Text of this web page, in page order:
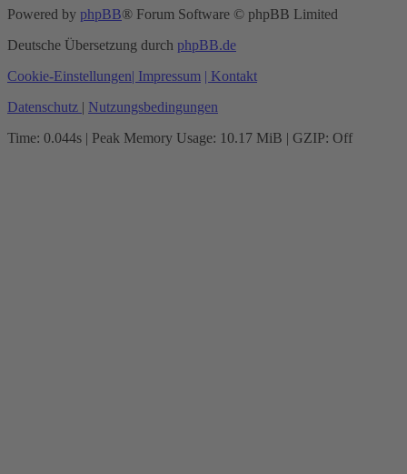
Powered by phpBB® Forum Software © phpBB Limited
Deutsche Übersetzung durch phpBB.de
Cookie-Einstellungen| Impressum | Kontakt
Datenschutz | Nutzungsbedingungen
Time: 0.044s | Peak Memory Usage: 10.17 MiB | GZIP: Off